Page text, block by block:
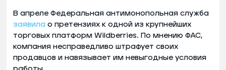
В апреле Федеральная антимонопольная служба
заявила о претензиях к одной из крупнейших
торговых платформ Wildberries. По мнению ФАС,
компания несправедливо штрафует своих
продавцов и навязывает им невыгодные условия